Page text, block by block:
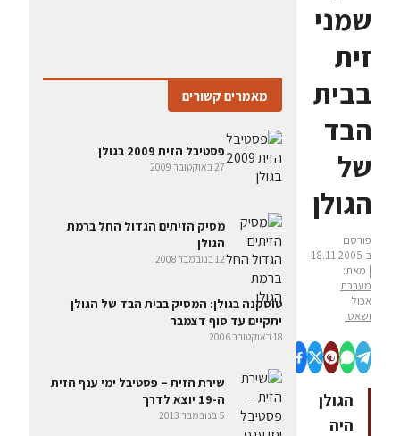
שמני
זית
בבית
הבד
של
הגולן
פורסם
ב-18.11.2005
| מאת:
מערכת
אכול
ושאטו
הגולן
היה
מאמרים קשורים
פסטיבל הזית 2009 בגולן
27 באוקטובר 2009
מסיק הזיתים הגדול החל ברמת
הגולן
12 בנובמבר 2008
טוסקנה בגולן: המסיק בבית הבד של הגולן
יתקיים עד סוף דצמבר
18 באוקטובר 2006
שירת הזית – פסטיבל ימי ענף הזית
ה-19 יוצא לדרך
5 בנובמבר 2013